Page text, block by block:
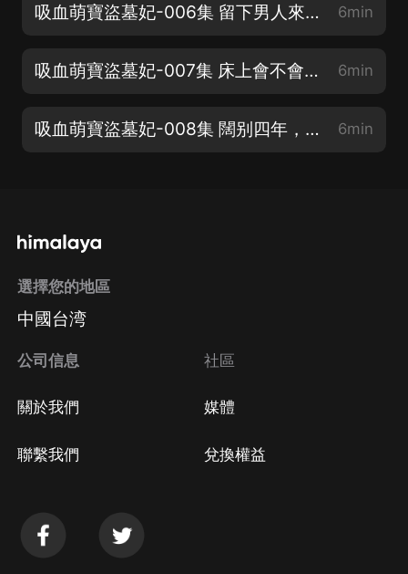
吸血萌寶盜墓妃-006集 留下男人來！ 6min
吸血萌寶盜墓妃-007集 床上會不會不行… 6min
吸血萌寶盜墓妃-008集 闊别四年，回京！ 6min
選擇您的地區
中國台湾
公司信息
關於我們
聯繫我們
社區
媒體
兌換權益